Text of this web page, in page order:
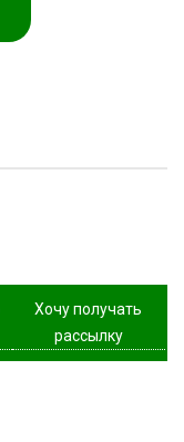
Хочу получать
рассылку